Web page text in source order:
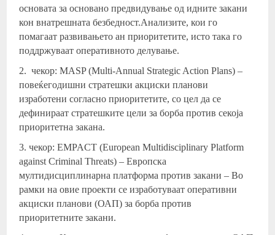
основата за основано предвидување од идните закани
кон внатрешната безбедност.Анализите, кои го
помагаат развивањето ан приоритетите, исто така го
поддржуваат оперативното делување.
2. чекор: MASP (Multi-Annual Strategic Action Plans) –
повеќегодишни стратешки акциски планови
изработени согласно приоритетите, со цел да се
дефинираат стратешките цели за борба против секоја
приоритетна закана.
3. чекор: EMPACT (European Multidisciplinary Platform
against Criminal Threats) – Европска
мултидисциплинарна платформа против закани – Во
рамки на овие проекти се изработуваат оперативни
акциски планови (ОАП) за борба против
приоритетните закани.